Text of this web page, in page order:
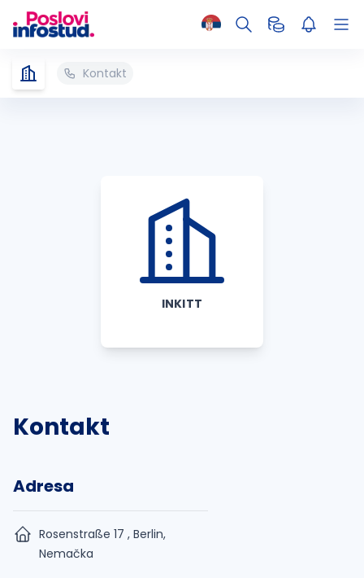
Kontakt
INKITT
Kontakt
Adresa
Rosenstraße 17 , Berlin,
Nemačka